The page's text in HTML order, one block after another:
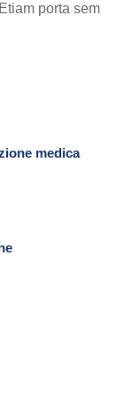
porta sem
medica